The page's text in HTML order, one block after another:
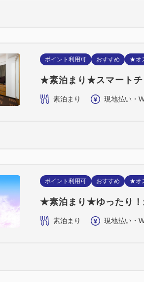
ポイント利用可 おすすめ ★オ
★素泊まり★スマートチ
素泊まり 現地払い・
ポイント利用可 おすすめ ★オ
★素泊まり★ゆったり
素泊まり 現地払い・